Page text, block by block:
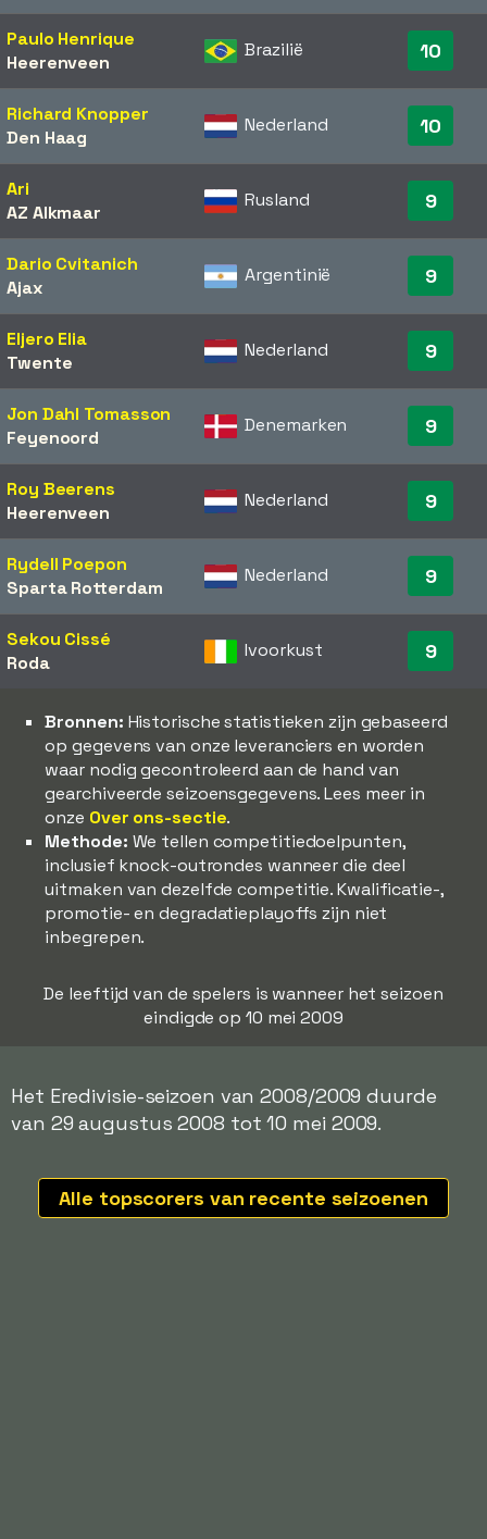
Paulo Henrique
Heerenveen
Brazilië 10
Richard Knopper
Den Haag
Nederland 10
Ari
AZ Alkmaar
Rusland 9
Dario Cvitanich
Ajax
Argentinië 9
Eljero Elia
Twente
Nederland 9
Jon Dahl Tomasson
Feyenoord
Denemarken 9
Roy Beerens
Heerenveen
Nederland 9
Rydell Poepon
Sparta Rotterdam
Nederland 9
Sekou Cissé
Roda
Ivoorkust 9
Bronnen: Historische statistieken zijn gebaseerd
op gegevens van onze leveranciers en worden
waar nodig gecontroleerd aan de hand van
gearchiveerde seizoensgegevens. Lees meer in
onze Over ons-sectie.
Methode: We tellen competitiedoelpunten,
inclusief knock-outrondes wanneer die deel
uitmaken van dezelfde competitie. Kwalificatie-,
promotie- en degradatieplayoffs zijn niet
inbegrepen.
De leeftijd van de spelers is wanneer het seizoen
eindigde op 10 mei 2009
Het Eredivisie-seizoen van 2008/2009 duurde
van 29 augustus 2008 tot 10 mei 2009.
Alle topscorers van recente seizoenen